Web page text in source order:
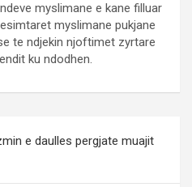
myslimane e kane filluar
myslimane pukjane
te ndjekin njoftimet zyrtare
ku ndodhen.
e daulles pergjate muajit